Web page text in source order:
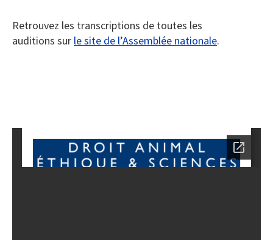
Retrouvez les transcriptions de toutes les
auditions sur le site de l’Assemblée nationale.